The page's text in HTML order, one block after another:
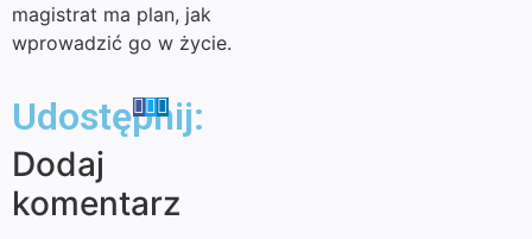
magistrat ma plan, jak
wprowadzić go w życie.
Udostępnij:
Dodaj
komentarz